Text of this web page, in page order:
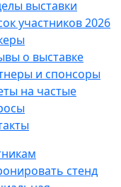
выставки
участников 2026
о выставке
и спонсоры
на частые
стенд